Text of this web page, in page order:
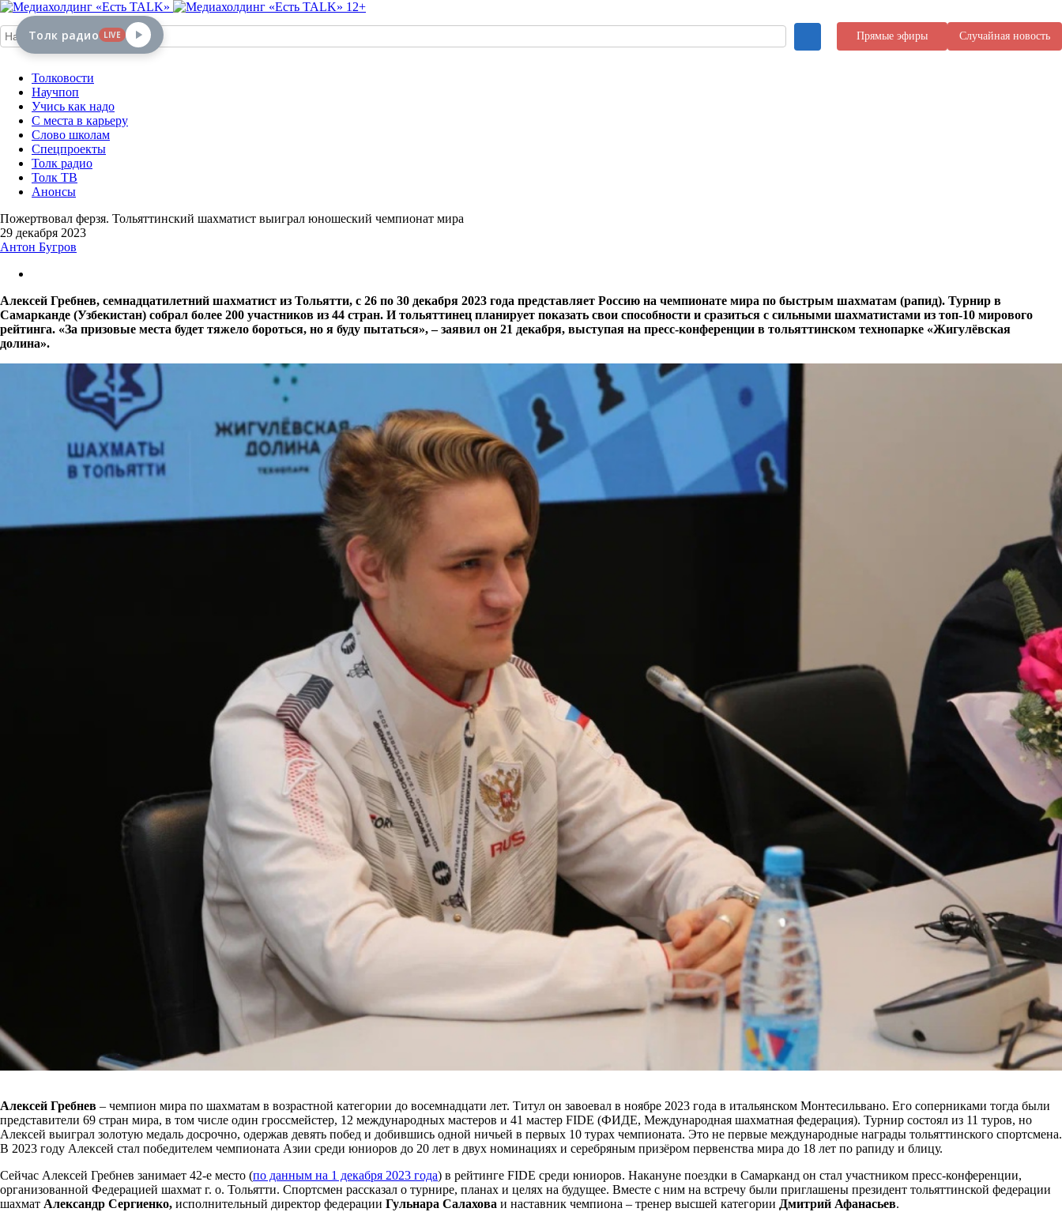
12+
Прямые эфиры Случайная новость
Толковости
Научпоп
Учись как надо
С места в карьеру
Слово школам
Спецпроекты
Толк радио
Толк ТВ
Анонсы
Пожертвовал ферзя. Тольяттинский шахматист выиграл юношеский чемпионат мира
29 декабря 2023
Антон Бугров
Алексей Гребнев, семнадцатилетний шахматист из Тольятти, с 26 по 30 декабря 2023 года представляет Россию на чемпионате мира по быстрым шахматам (рапид). Турнир в
Самарканде (Узбекистан) собрал более 200 участников из 44 стран. И тольяттинец планирует показать свои способности и сразиться с сильными шахматистами из топ-10 мирового
рейтинга. «За призовые места будет тяжело бороться, но я буду пытаться», – заявил он 21 декабря, выступая на пресс-конференции в тольяттинском технопарке «Жигулёвская
долина».
Алексей Гребнев – чемпион мира по шахматам в возрастной категории до восемнадцати лет. Титул он завоевал в ноябре 2023 года в итальянском Монтесильвано. Его соперниками тогда были
представители 69 стран мира, в том числе один гроссмейстер, 12 международных мастеров и 41 мастер FIDE (ФИДЕ, Международная шахматная федерация). Турнир состоял из 11 туров, но
Алексей выиграл золотую медаль досрочно, одержав девять побед и добившись одной ничьей в первых 10 турах чемпионата. Это не первые международные награды тольяттинского спортсмена.
В 2023 году Алексей стал победителем чемпионата Азии среди юниоров до 20 лет в двух номинациях и серебряным призёром первенства мира до 18 лет по рапиду и блицу.
Сейчас Алексей Гребнев занимает 42-е место (по данным на 1 декабря 2023 года) в рейтинге FIDE среди юниоров. Накануне поездки в Самарканд он стал участником пресс-конференции,
организованной Федерацией шахмат г. о. Тольятти. Спортсмен рассказал о турнире, планах и целях на будущее. Вместе с ним на встречу были приглашены президент тольяттинской федерации
шахмат Александр Сергиенко, исполнительный директор федерации Гульнара Салахова и наставник чемпиона – тренер высшей категории Дмитрий Афанасьев.
Толк радио LIVE